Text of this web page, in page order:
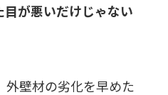
目が悪いだけじゃない
外壁材の劣化を早めた